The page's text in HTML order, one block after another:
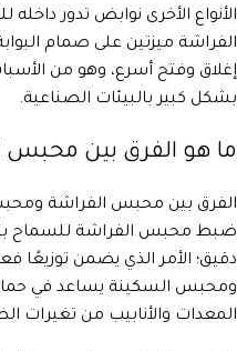
الأنواع الأخرى نوابض تدور
الفراشة ميزتين على صمام
إغلاق وفتح أسرع، وهو من
بشكل كبير بالبيئات الصناعية.
ما هو الفرق بين محبس
الفرق بين محبس الفراشة
ضبط محبس الفراشة للسماح
دقيق؛ الأمر الذي يضمن توزيعًا
ومحبس السكينة يساعد في
المعدات والأنابيب من تغيرات